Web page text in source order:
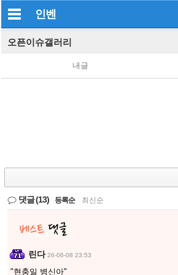
인벤
오픈이슈갤러리
내글
댓글(13) 등록순 최신순
린다 26-06-08 23:53
"현충일 병신아"